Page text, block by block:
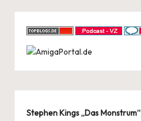
Stephen Kings „Das Monstrum“